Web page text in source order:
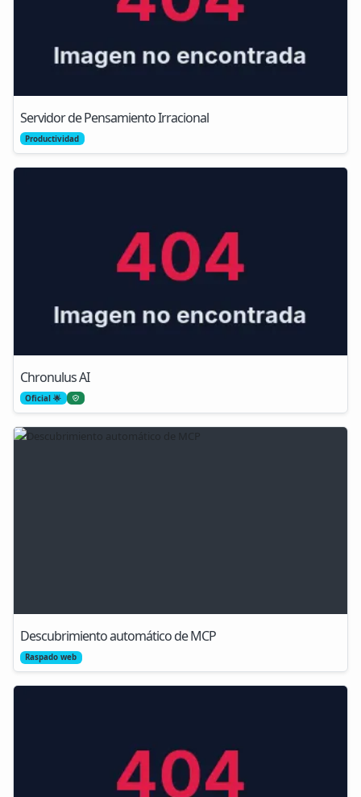
Servidor de Pensamiento Irracional
Productividad
Chronulus AI
Oficial 🌟
Descubrimiento automático de MCP
Raspado web